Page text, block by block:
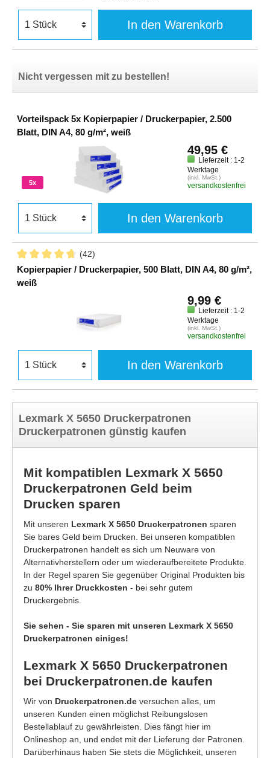
In den Warenkorb
Nicht vergessen mit zu bestellen!
Vorteilspack 5x Kopierpapier / Druckerpapier, 2.500
Blatt, DIN A4, 80 g/m², weiß
5x
49,95 €
Lieferzeit : 1-2
Werktage
(inkl. MwSt.)
versandkostenfrei
In den Warenkorb
(42)
Kopierpapier / Druckerpapier, 500 Blatt, DIN A4, 80 g/m²,
weiß
9,99 €
Lieferzeit : 1-2
Werktage
(inkl. MwSt.)
versandkostenfrei
In den Warenkorb
Lexmark X 5650 Druckerpatronen
Druckerpatronen günstig kaufen
Mit kompatiblen Lexmark X 5650
Druckerpatronen Geld beim
Drucken sparen
Mit unseren Lexmark X 5650 Druckerpatronen sparen
Sie bares Geld beim Drucken. Bei unseren kompatiblen
Druckerpatronen handelt es sich um Neuware von
Alternativherstellern oder um wiederaufbereitete Produkte.
In der Regel sparen Sie gegenüber Original Produkten bis
zu 80% Ihrer Druckkosten - bei sehr gutem
Druckergebnis.
Sie sehen - Sie sparen mit unseren Lexmark X 5650
Druckerpatronen einiges!
Lexmark X 5650 Druckerpatronen
bei Druckerpatronen.de kaufen
Wir von Druckerpatronen.de versuchen alles, um
unseren Kunden einen möglichst Reibungslosen
Bestellablauf zu gewährleisten. Dies fängt hier im
Onlineshop an, und endet mit der Lieferung der Patronen.
Darüberhinaus haben Sie stets die Möglichkeit, unseren